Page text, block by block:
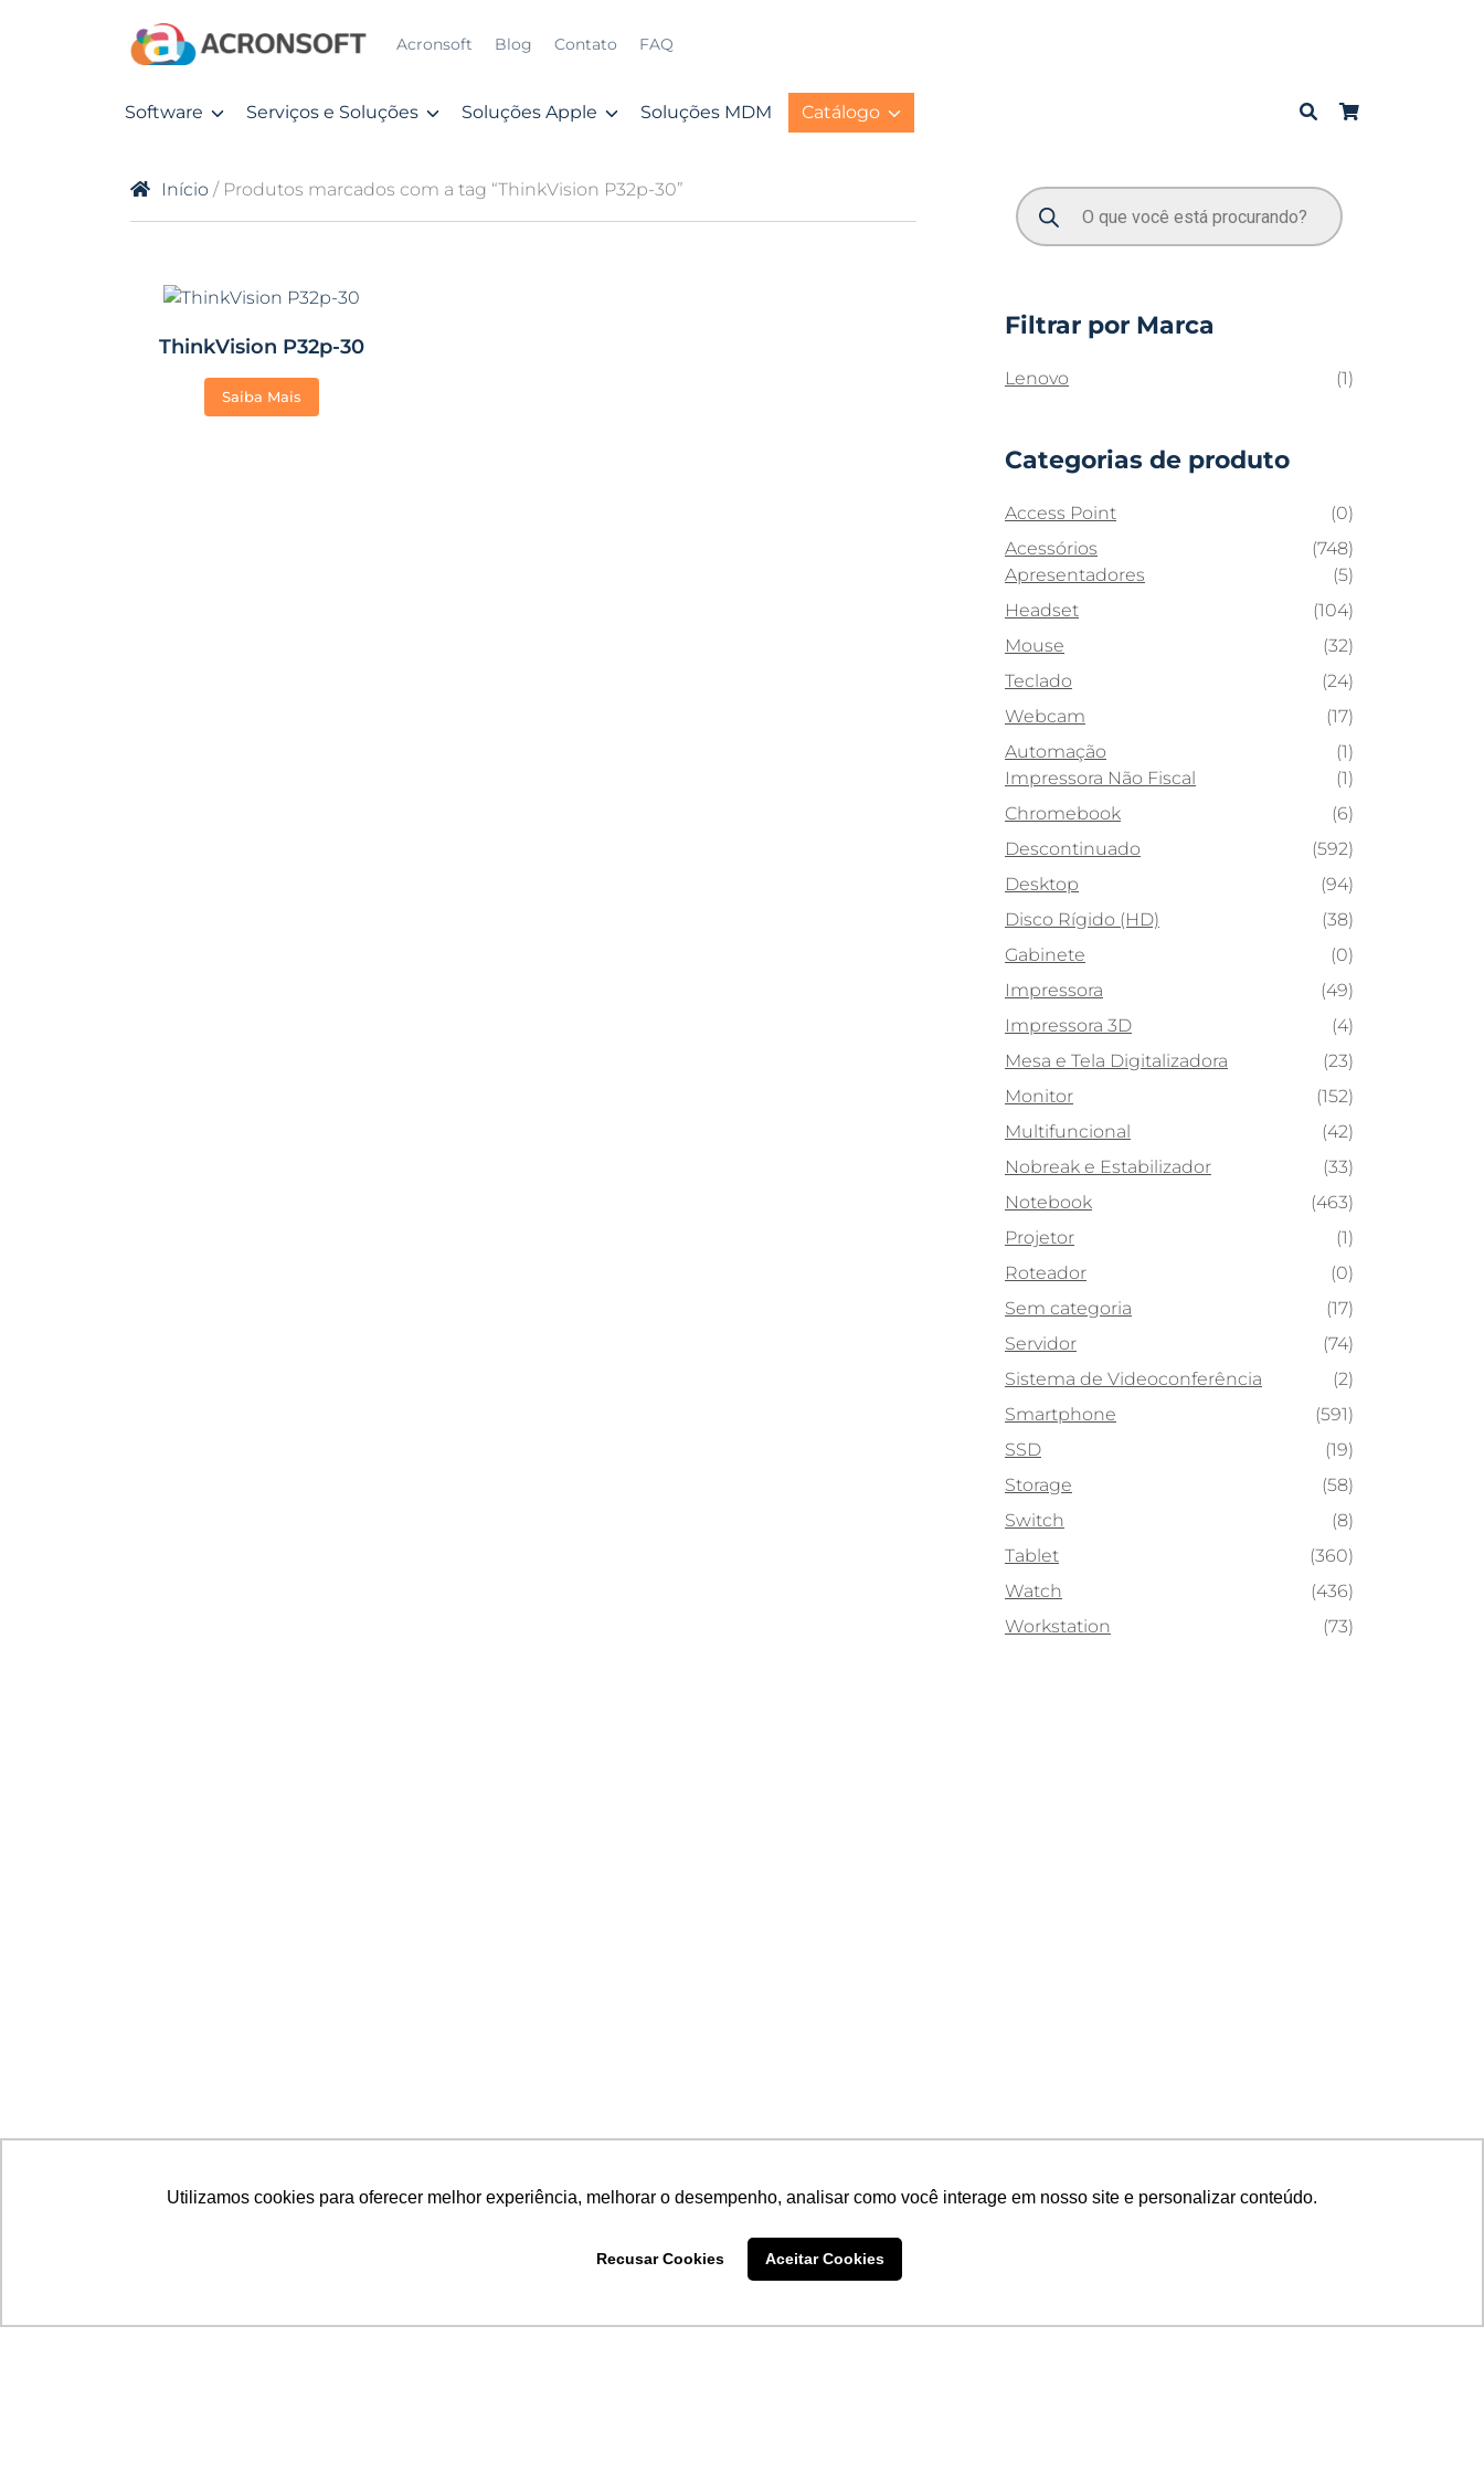
Utilizamos cookies para oferecer melhor experiência, melhorar o desempenho, analisar como você interage em nosso site e personalizar conteúdo.
Recusar Cookies Aceitar Cookies
Acronsoft Blog Contato FAQ
Software Serviços e Soluções Soluções Apple Soluções MDM Catálogo
Início / Produtos marcados com a tag “ThinkVision P32p-30”
ThinkVision P32p-30
Saiba Mais
Filtrar por Marca
Lenovo (1)
Categorias de produto
Access Point
(0)
Acessórios
(748)
Apresentadores
(5)
Headset
(104)
Mouse
(32)
Teclado
(24)
Webcam
(17)
Automação
(1)
Impressora Não Fiscal
(1)
Chromebook
(6)
Descontinuado
(592)
Desktop
(94)
Disco Rígido (HD)
(38)
Gabinete
(0)
Impressora
(49)
Impressora 3D
(4)
Mesa e Tela Digitalizadora
(23)
Monitor
(152)
Multifuncional
(42)
Nobreak e Estabilizador
(33)
Notebook
(463)
Projetor
(1)
Roteador
(0)
Sem categoria
(17)
Servidor
(74)
Sistema de Videoconferência
(2)
Smartphone
(591)
SSD
(19)
Storage
(58)
Switch
(8)
Tablet
(360)
Watch
(436)
Workstation
(73)